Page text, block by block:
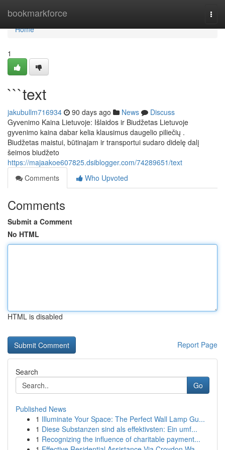
bookmarkforce
Home
Home
1
```text
jakubullm716934 90 days ago News
Discuss
Gyvenimo Kaina Lietuvoje: Išlaidos ir Biudžetas Lietuvoje
gyvenimo kaina dabar kelia klausimus daugelio piliečių .
Biudžetas maistui, būtinajam ir transportui sudaro didelę dalį
šeimos biudžeto
https://majaakoe607825.dsiblogger.com/74289651/text
Comments
Who Upvoted
Comments
Submit a Comment
No HTML
HTML is disabled
Report Page
Search
Go
Published News
1 Illuminate Your Space: The Perfect Wall Lamp Gu...
1 Diese Substanzen sind als effektivsten: Ein umf...
1 Recognizing the influence of charitable payment...